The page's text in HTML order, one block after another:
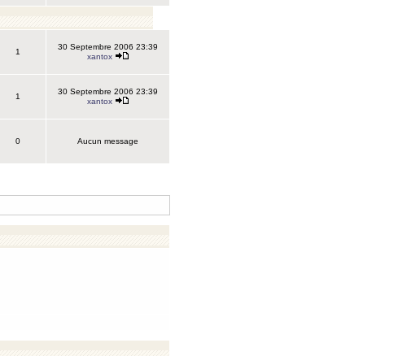
1
30 Septembre 2006 23:39
xantox
1
30 Septembre 2006 23:39
xantox
0 Aucun message